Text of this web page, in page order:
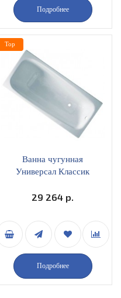
Подробнее
Ванна чугунная
Универсал Классик
29 264 р.
Подробнее
Top